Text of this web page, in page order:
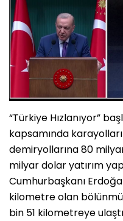
“Türkiye Hızlanıyor”
kapsamında
demiryollarına 80
milyar dolar yatırım
Cumhurbaşkanı
kilometre olan
bin 51 kilometreye